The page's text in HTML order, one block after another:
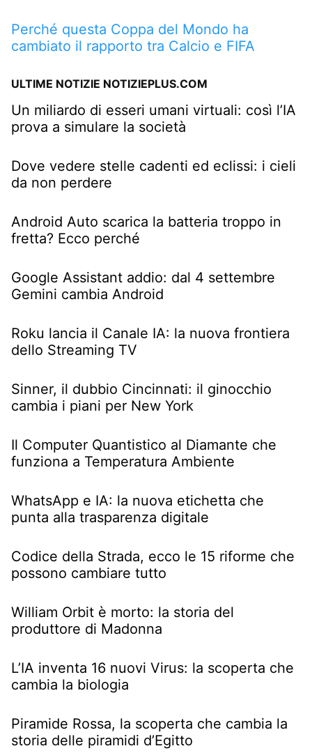
Perché questa Coppa del Mondo ha
cambiato il rapporto tra Calcio e FIFA
ULTIME NOTIZIE NOTIZIEPLUS.COM
Un miliardo di esseri umani virtuali: così l’IA
prova a simulare la società
Dove vedere stelle cadenti ed eclissi: i cieli
da non perdere
Android Auto scarica la batteria troppo in
fretta? Ecco perché
Google Assistant addio: dal 4 settembre
Gemini cambia Android
Roku lancia il Canale IA: la nuova frontiera
dello Streaming TV
Sinner, il dubbio Cincinnati: il ginocchio
cambia i piani per New York
Il Computer Quantistico al Diamante che
funziona a Temperatura Ambiente
WhatsApp e IA: la nuova etichetta che
punta alla trasparenza digitale
Codice della Strada, ecco le 15 riforme che
possono cambiare tutto
William Orbit è morto: la storia del
produttore di Madonna
L’IA inventa 16 nuovi Virus: la scoperta che
cambia la biologia
Piramide Rossa, la scoperta che cambia la
storia delle piramidi d’Egitto